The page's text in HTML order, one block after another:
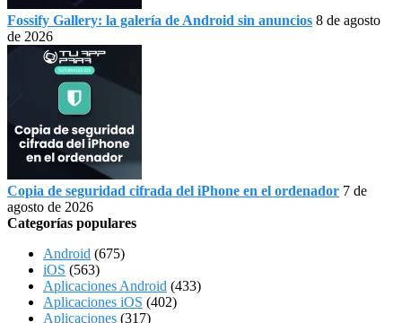
Fossify Gallery: la galería de Android sin anuncios 8 de agosto
de 2026
Copia de seguridad cifrada del iPhone en el ordenador 7 de
agosto de 2026
Categorías populares
Android (675)
iOS (563)
Aplicaciones Android (433)
Aplicaciones iOS (402)
Aplicaciones (317)